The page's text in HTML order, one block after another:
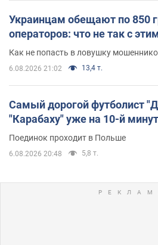
Украинцам обещают по 850
операторов: что не так с
Как не попасть в ловушку
6.08.2026 21:02 13,4 т.
Самый дорогой футболист
"Карабаху" уже на 10-й
Поединок проходит в Польше
6.08.2026 20:48 5,8 т.